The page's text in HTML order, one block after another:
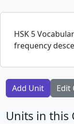
HSK 5
frequency
Add Unit Edit
Units in this